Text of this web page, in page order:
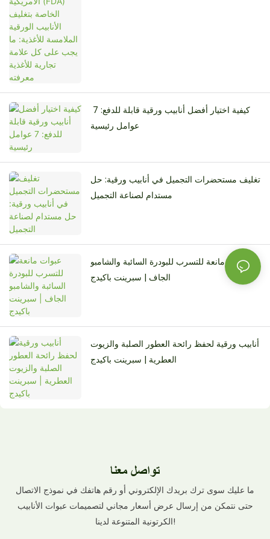
عوامل رئيسية
تغليف مستحضرات التجميل في أنابيب ورقية: حل
مستدام لصناعة التجميل
عبوات مانعة للتسرب للبودرة السائبة والشامبو
الجاف | سبرينت باكيدج
أنابيب ورقية لحفظ رائحة العطور الصلبة والزيوت
العطرية | سبرينت باكيدج
تواصل معنا
ما عليك سوى ترك بريدك الإلكتروني أو رقم هاتفك في نموذج الاتصال
حتى نتمكن من إرسال عرض أسعار مجاني لتصميمات عبوات الأنابيب
الكرتونية المتنوعة لدينا!